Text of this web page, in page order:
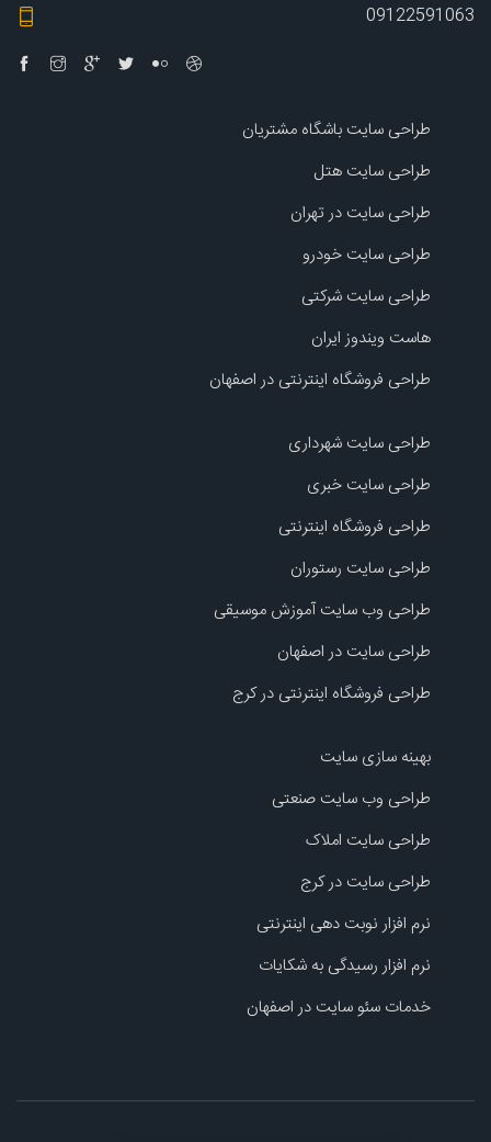
09122591063
طراحی سایت باشگاه مشتریان
طراحی سایت هتل
طراحی سایت در تهران
طراحی سایت خودرو
طراحی سایت شرکتی
هاست ویندوز ایران
طراحی فروشگاه اینترنتی در اصفهان
طراحی سایت شهرداری
طراحی سایت خبری
طراحی فروشگاه اینترنتی
طراحی سایت رستوران
طراحی وب سایت آموزش موسیقی
طراحی سایت در اصفهان
طراحی فروشگاه اینترنتی در کرج
بهینه سازی سایت
طراحی وب سایت صنعتی
طراحی سایت املاک
طراحی سایت در کرج
نرم افزار نوبت دهی اینترنتی
نرم افزار رسیدگی به شکایات
خدمات سئو سایت در اصفهان